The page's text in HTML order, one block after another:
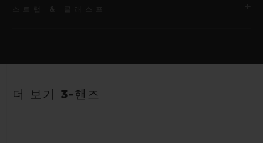
40시간
스트랩
더 보기 3-핸즈